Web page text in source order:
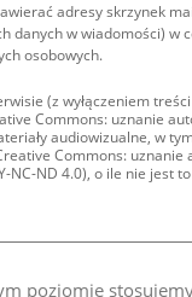
poziomie
adresy skrzynek
w wiadomości) w
osobowych.
(z wyłączeniem
Commons: uznanie
audiowizualne, w
Commons:
NC-ND 4.0), o ile nie jest